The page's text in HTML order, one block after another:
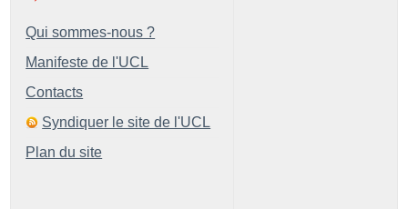
Qui sommes-nous ?
Manifeste de l'UCL
Contacts
Syndiquer le site de l'UCL
Plan du site